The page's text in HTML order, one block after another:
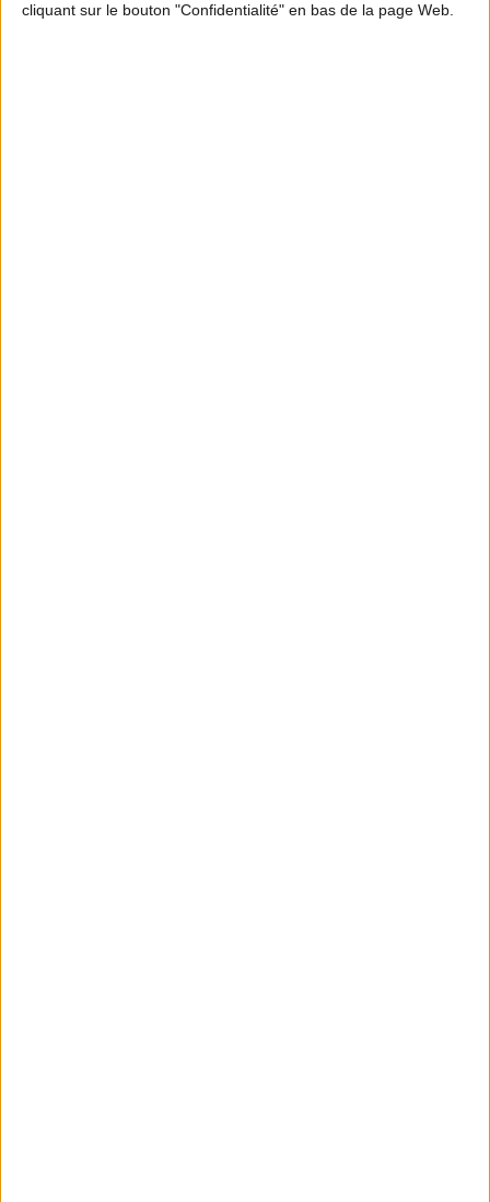
cliquant sur le bouton "Confidentialité" en bas de la page Web.